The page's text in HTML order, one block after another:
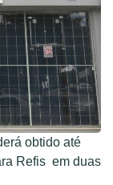
obtido até
Refis em duas